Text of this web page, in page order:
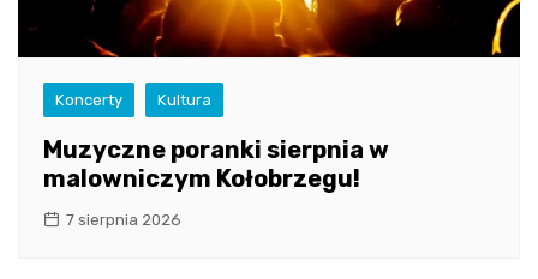
Koncerty Kultura
Muzyczne poranki sierpnia w
malowniczym Kołobrzegu!
7 sierpnia 2026